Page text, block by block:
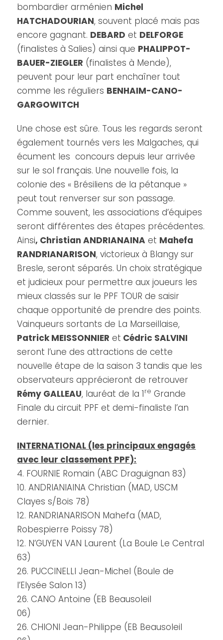
bombardier arménien Michel
HATCHADOURIAN, souvent placé mais pas
encore gagnant. DEBARD et DELFORGE
(finalistes à Salies) ainsi que PHALIPPOT-
BAUER-ZIEGLER (finalistes à Mende),
peuvent pour leur part enchaîner tout
comme les réguliers BENHAIM-CANO-
GARGOWITCH
Une chose est sûre. Tous les regards seront
également tournés vers les Malgaches, qui
écument les concours depuis leur arrivée
sur le sol français. Une nouvelle fois, la
colonie des « Brésiliens de la pétanque »
peut tout renverser sur son passage.
Comme souvent, les associations d’équipes
seront différentes des étapes précédentes.
Ainsi, Christian ANDRIANAINA et Mahefa
RANDRIANARISON, victorieux à Blangy sur
Bresle, seront séparés. Un choix stratégique
et judicieux pour permettre aux joueurs les
mieux classés sur le PPF TOUR de saisir
chaque opportunité de prendre des points.
Vainqueurs sortants de La Marseillaise,
Patrick MEISSONNIER et Cédric SALVINI
seront l’une des attractions de cette
nouvelle étape de la saison 3 tandis que les
observateurs apprécieront de retrouver
Rémy GALLEAU, lauréat de la 1re Grande
Finale du circuit PPF et demi-finaliste l’an
dernier.
INTERNATIONAL (les principaux engagés
avec leur classement PPF):
4. FOURNIE Romain (ABC Draguignan 83)
10. ANDRIANIAINA Christian (MAD, USCM
Clayes s/Bois 78)
12. RANDRIANARISON Mahefa (MAD,
Robespierre Poissy 78)
12. N’GUYEN VAN Laurent (La Boule Le Central
63)
26. PUCCINELLI Jean-Michel (Boule de
l’Elysée Salon 13)
26. CANO Antoine (EB Beausoleil
06)
26. CHIONI Jean-Philippe (EB Beausoleil